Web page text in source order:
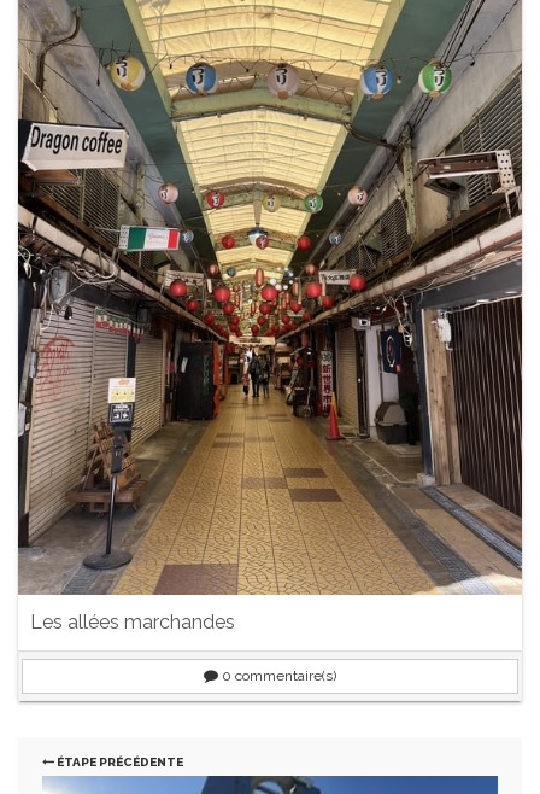
Les allées marchandes
0 commentaire(s)
ÉTAPE PRÉCÉDENTE